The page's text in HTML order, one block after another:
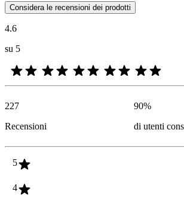
Le valutazioni dei prodotti e le classificazioni
Considera le recensioni dei prodotti
4.6
su 5
227
Recensioni
90%
di utenti
5
4